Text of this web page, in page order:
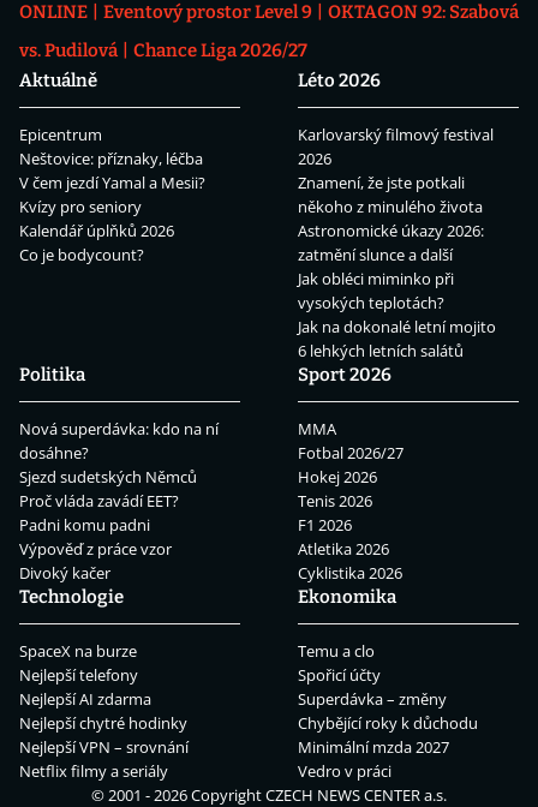
ONLINE
Eventový prostor Level 9
OKTAGON 92: Szabová
vs. Pudilová
Chance Liga 2026/27
Aktuálně
Epicentrum
Neštovice: příznaky, léčba
V čem jezdí Yamal a Mesii?
Kvízy pro seniory
Kalendář úplňků 2026
Co je bodycount?
Léto 2026
Karlovarský filmový festival
2026
Znamení, že jste potkali
někoho z minulého života
Astronomické úkazy 2026:
zatmění slunce a další
Jak obléci miminko při
vysokých teplotách?
Jak na dokonalé letní mojito
6 lehkých letních salátů
Politika
Nová superdávka: kdo na ní
dosáhne?
Sjezd sudetských Němců
Proč vláda zavádí EET?
Padni komu padni
Výpověď z práce vzor
Divoký kačer
Sport 2026
MMA
Fotbal 2026/27
Hokej 2026
Tenis 2026
F1 2026
Atletika 2026
Cyklistika 2026
Technologie
SpaceX na burze
Nejlepší telefony
Nejlepší AI zdarma
Nejlepší chytré hodinky
Nejlepší VPN – srovnání
Netflix filmy a seriály
Ekonomika
Temu a clo
Spořicí účty
Superdávka – změny
Chybějící roky k důchodu
Minimální mzda 2027
Vedro v práci
© 2001 - 2026 CopyrightCZECH NEWS CENTER a.s.